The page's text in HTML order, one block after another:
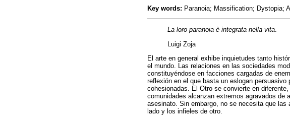
Key words: Paranoia; Massification; Dystopia;
La loro paranoia è integrata nella vita.
Luigi Zoja
El arte en general exhibe inquietudes tanto
el mundo. Las relaciones en las sociedades
constituyéndose en facciones cargadas de
reflexión en el que basta un eslogan
cohesionadas. El Otro se convierte en
comunidades alcanzan extremos agravados de
asesinato. Sin embargo, no se necesita que
lado y los infieles de otro.